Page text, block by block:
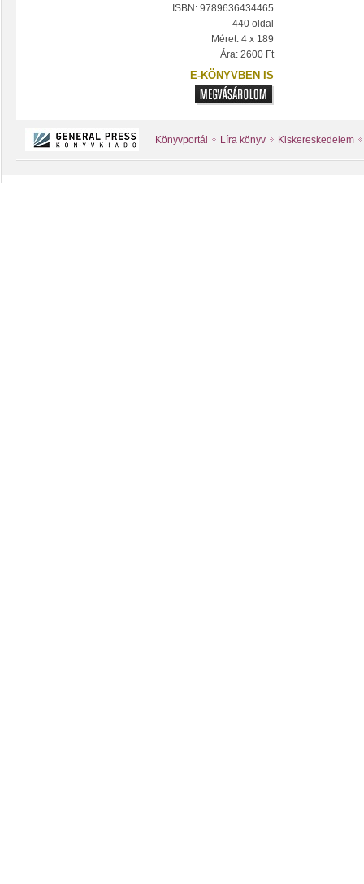
ISBN: 9789636434465
440 oldal
Méret: 4 x 189
Ára: 2600 Ft
E-KÖNYVBEN IS
Könyvportál Líra könyv Kiskereskedelem